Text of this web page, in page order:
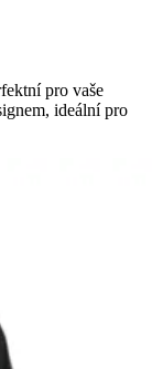
pro vaše
ideální pro